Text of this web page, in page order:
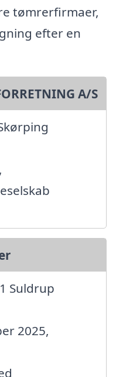
tømrerfirmaer,
efter en
A/S
Suldrup
2025,